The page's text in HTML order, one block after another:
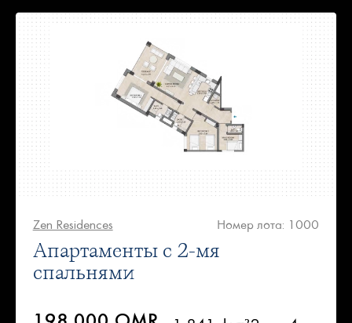
Zen Residences Номер лота: 1000
Апартаменты с 2-мя
спальнями